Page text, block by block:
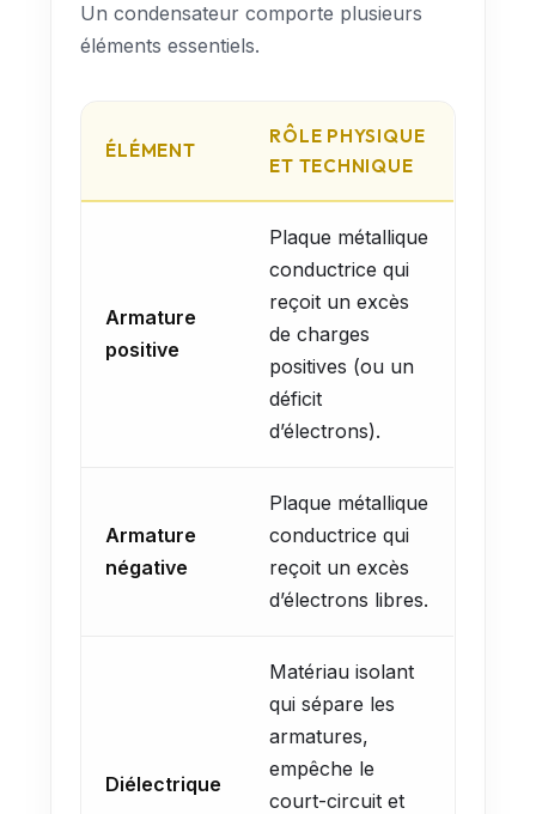
Un condensateur comporte plusieurs
éléments essentiels.
ÉLÉMENT
RÔLE PHYSIQUE
ET TECHNIQUE
Armature
positive
Plaque métallique
conductrice qui
reçoit un excès
de charges
positives (ou un
déficit
d’électrons).
Armature
négative
Plaque métallique
conductrice qui
reçoit un excès
d’électrons libres.
Diélectrique
Matériau isolant
qui sépare les
armatures,
empêche le
court-circuit et